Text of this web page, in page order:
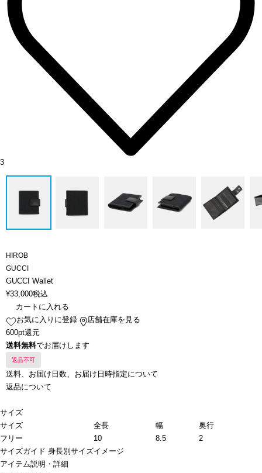
3
HIROB
GUCCI
GUCCI Wallet
¥33,000税込
カートに入れる
お気に入りに登録
店舗在庫を見る
600pt還元
送料無料でお届けします
返品不可
送料、お届け日数、お届け日時指定について
返品について
サイズ
サイズ
全長 幅
奥行
フリー
10 8.5
2
サイズガイド 身長別サイズイメージ
アイテム説明・詳細